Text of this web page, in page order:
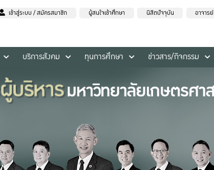
เข้าสู่ระบบ / สมัครสมาชิก ผู้สนใจเข้าศึกษา นิสิตปัจจุบัน อาจารย์
บริการสังคม ทุนการศึกษา ข่าวสาร/กิจกรรม